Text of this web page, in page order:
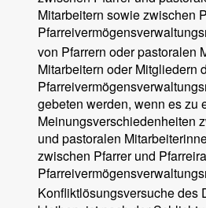
Mitarbeitern sowie zwischen
von Pfarrern oder pastoralen
Mitarbeitern oder Mitgliedern
gebeten werden, wenn es zu
Meinungsverschiedenheiten
und pastoralen
zwischen Pfarrer und
Konfliktlösungsversuche des